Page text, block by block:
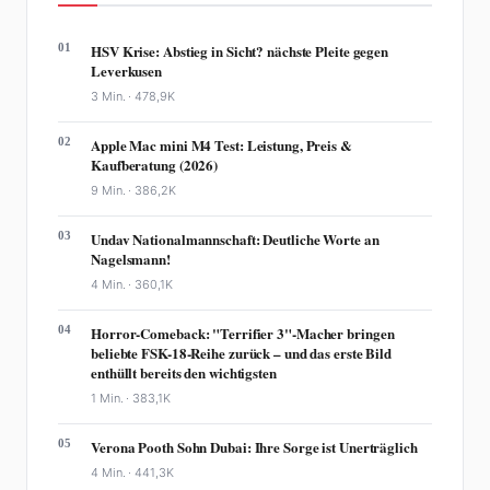
01
HSV Krise: Abstieg in Sicht? nächste Pleite gegen
Leverkusen
3 Min. ·478,9K
02
Apple Mac mini M4 Test: Leistung, Preis &
Kaufberatung (2026)
9 Min. · 386,2K
03
Undav Nationalmannschaft: Deutliche Worte an
Nagelsmann!
4 Min. · 360,1K
04
Horror-Comeback: "Terrifier 3"-Macher bringen
beliebte FSK-18-Reihe zurück – und das erste Bild
enthüllt bereits den wichtigsten
1 Min. · 383,1K
05 Verona Pooth Sohn Dubai: Ihre Sorge ist Unerträglich
4 Min. ·441,3K